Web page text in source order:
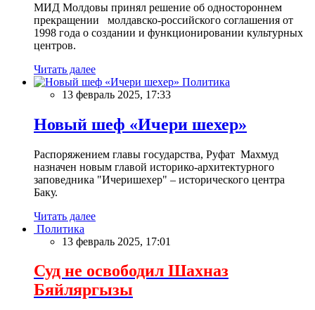
МИД Молдовы принял решение об одностороннем
прекращении молдавско-российского соглашения от
1998 года о создании и функционировании культурных
центров.
Читать далее
Политика
13 февраль 2025, 17:33
Новый шеф «Ичери шехер»
Распоряжением главы государства, Руфат Махмуд
назначен новым главой историко-архитектурного
заповедника "Ичеришехер" – исторического центра
Баку.
Читать далее
Политика
13 февраль 2025, 17:01
Суд не освободил Шахназ
Бяйляргызы